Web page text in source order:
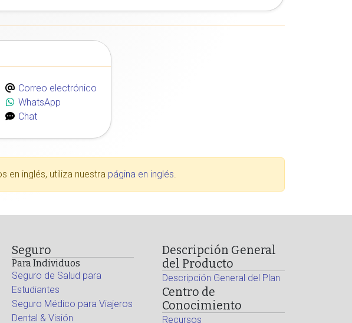
Correo electrónico
WhatsApp
Chat
en inglés, utiliza nuestra página en inglés.
Seguro
Para Individuos
Seguro de Salud para
Estudiantes
Seguro Médico para Viajeros
Dental & Visión
Descripción General
del Producto
Descripción General del Plan
Centro de
Conocimiento
Recursos